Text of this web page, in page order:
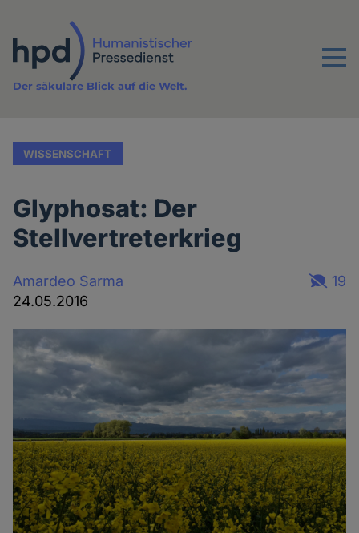
Inhalt
Menu
Der säkulare Blick auf die Welt.
WISSENSCHAFT
Glyphosat: Der
Stellvertreterkrieg
Amardeo Sarma
24.05.2016
19